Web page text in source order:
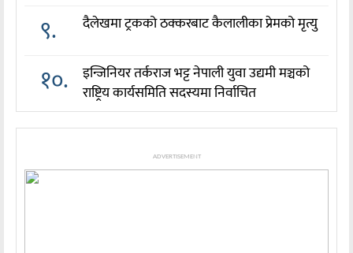
९. दैलेखमा ट्रकको ठक्करबाट कैलालीका प्रेमको मृत्यु
१०.
इन्जिनियर तर्कराज भट्ट नेपाली युवा उद्यमी मञ्चको
राष्ट्रिय कार्यसमिति सदस्यमा निर्वाचित
ADVERTISEMENT